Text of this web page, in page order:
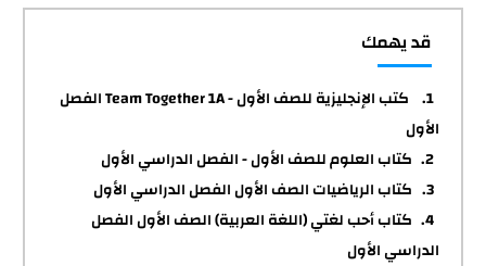
قد يهمك
كتب الإنجليزية للصف الأول - Team Together 1A الفصل
الأول
كتاب العلوم للصف الأول - الفصل الدراسي الأول
كتاب الرياضيات الصف الأول الفصل الدراسي الأول
كتاب أحب لغتي (اللغة العربية) الصف الأول الفصل
الدراسي الأول